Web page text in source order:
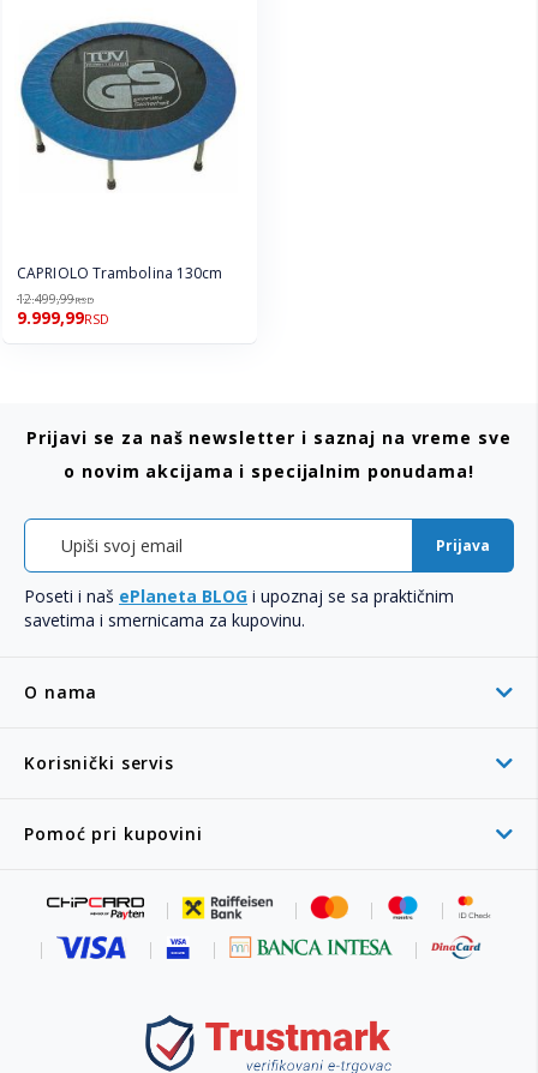
CAPRIOLO Trambolina 130cm
12.499,99RSD
9.999,99RSD
O nama
Korisnički servis
Pomoć pri kupovini
Prijavi se za naš newsletter i saznaj na vreme sve
o novim akcijama i specijalnim ponudama!
Prijava
Poseti i naš ePlaneta BLOG i upoznaj se sa praktičnim
savetima i smernicama za kupovinu.